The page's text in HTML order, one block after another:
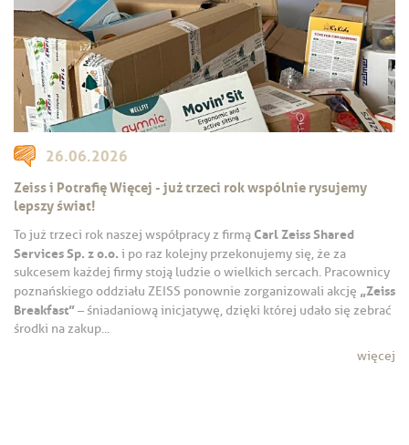
26.06.2026
Zeiss i Potrafię Więcej - już trzeci rok wspólnie rysujemy
lepszy świat!
To już trzeci rok naszej współpracy z firmąCarl Zeiss Shared
Services Sp. z o.o. i po raz kolejny przekonujemy się, że za
sukcesem każdej firmy stoją ludzie o wielkich sercach. Pracownicy
poznańskiego oddziału ZEISS ponownie zorganizowali akcję „Zeiss
Breakfast”– śniadaniową inicjatywę, dzięki której udało się zebrać
środki na zakup...
więcej